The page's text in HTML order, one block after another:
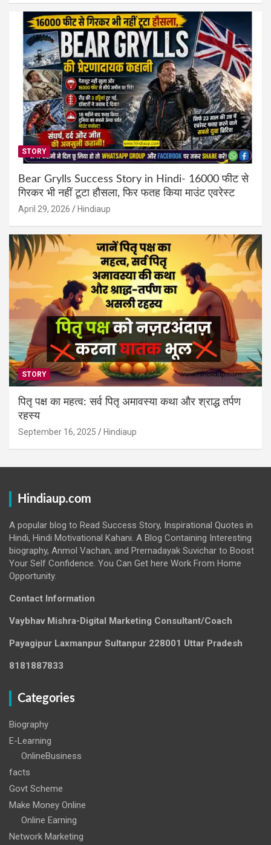
STORY
Bear Grylls Success Story in Hindi- 16000 फीट से
गिरकर भी नहीं टूटा हौसला, फिर फतह किया माउंट एवरेस्ट
April 29, 2026 Hindiaup
STORY
पितृ पक्ष का महत्व: सर्व पितृ अमावस्या कथा और श्राद्ध तर्पण
रहस्य
September 16, 2025 Hindiaup
Hindiaup.com
A popular blog to Read Success Story, Inspirational Quotes in
Hindi, Hindi Motivational Kahani. A Blog Containing Interesting
biography, Anmol Vachan, and Prernadayak Suvichar to Boost
Your Self Confidence. You Can Get here Work From Home
Opportunity.
Contact Information
Vaybhav Mishra-Digital Marketing Consultant/Coach
Payagipur Laxmanpur Sultanpur 228001 Uttar Pradesh
8181887833
Categories
Biography
E-Learning
OnlineBusiness
facts
Govt Scheme
Make Money Online
Online Earning
Network Marketing